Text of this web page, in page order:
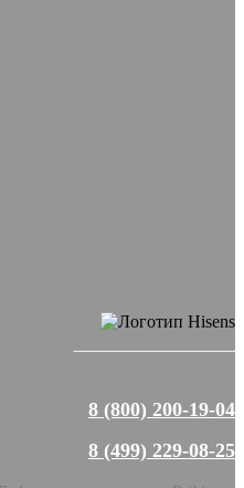
8 (800) 200-19-04
8 (499) 229-08-25